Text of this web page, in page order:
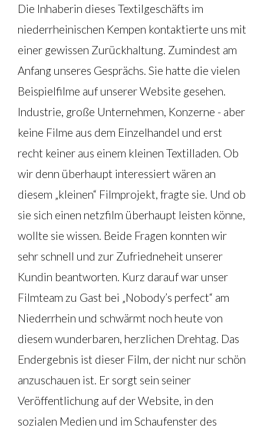
Die Inhaberin dieses Textilgeschäfts im
niederrheinischen Kempen kontaktierte uns mit
einer gewissen Zurückhaltung. Zumindest am
Anfang unseres Gesprächs. Sie hatte die vielen
Beispielfilme auf unserer Website gesehen.
Industrie, große Unternehmen, Konzerne - aber
keine Filme aus dem Einzelhandel und erst
recht keiner aus einem kleinen Textilladen. Ob
wir denn überhaupt interessiert wären an
diesem „kleinen“ Filmprojekt, fragte sie. Und ob
sie sich einen netzfilm überhaupt leisten könne,
wollte sie wissen. Beide Fragen konnten wir
sehr schnell und zur Zufriedneheit unserer
Kundin beantworten. Kurz darauf war unser
Filmteam zu Gast bei „Nobody’s perfect“ am
Niederrhein und schwärmt noch heute von
diesem wunderbaren, herzlichen Drehtag. Das
Endergebnis ist dieser Film, der nicht nur schön
anzuschauen ist. Er sorgt sein seiner
Veröffentlichung auf der Website, in den
sozialen Medien und im Schaufenster des